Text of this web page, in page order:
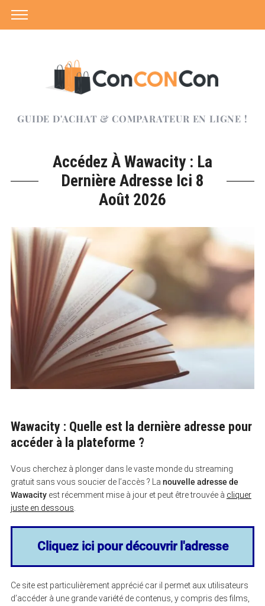
GUIDE D'ACHAT & COMPARATEUR EN LIGNE !
Accédez À Wawacity : La
Dernière Adresse Ici 8
Août 2026
Wawacity : Quelle est la dernière adresse pour
accéder à la plateforme ?
Vous cherchez à plonger dans le vaste monde du streaming
gratuit sans vous soucier de l’accès ? La nouvelle adresse de
Wawacityest récemment mise à jour et peut être trouvée à cliquer
juste en dessous
Cliquez ici pour découvrir l'adresse
Ce site est particulièrement apprécié car il permet aux utilisateurs
d’accéder à une grande variété de contenus, y compris des films,